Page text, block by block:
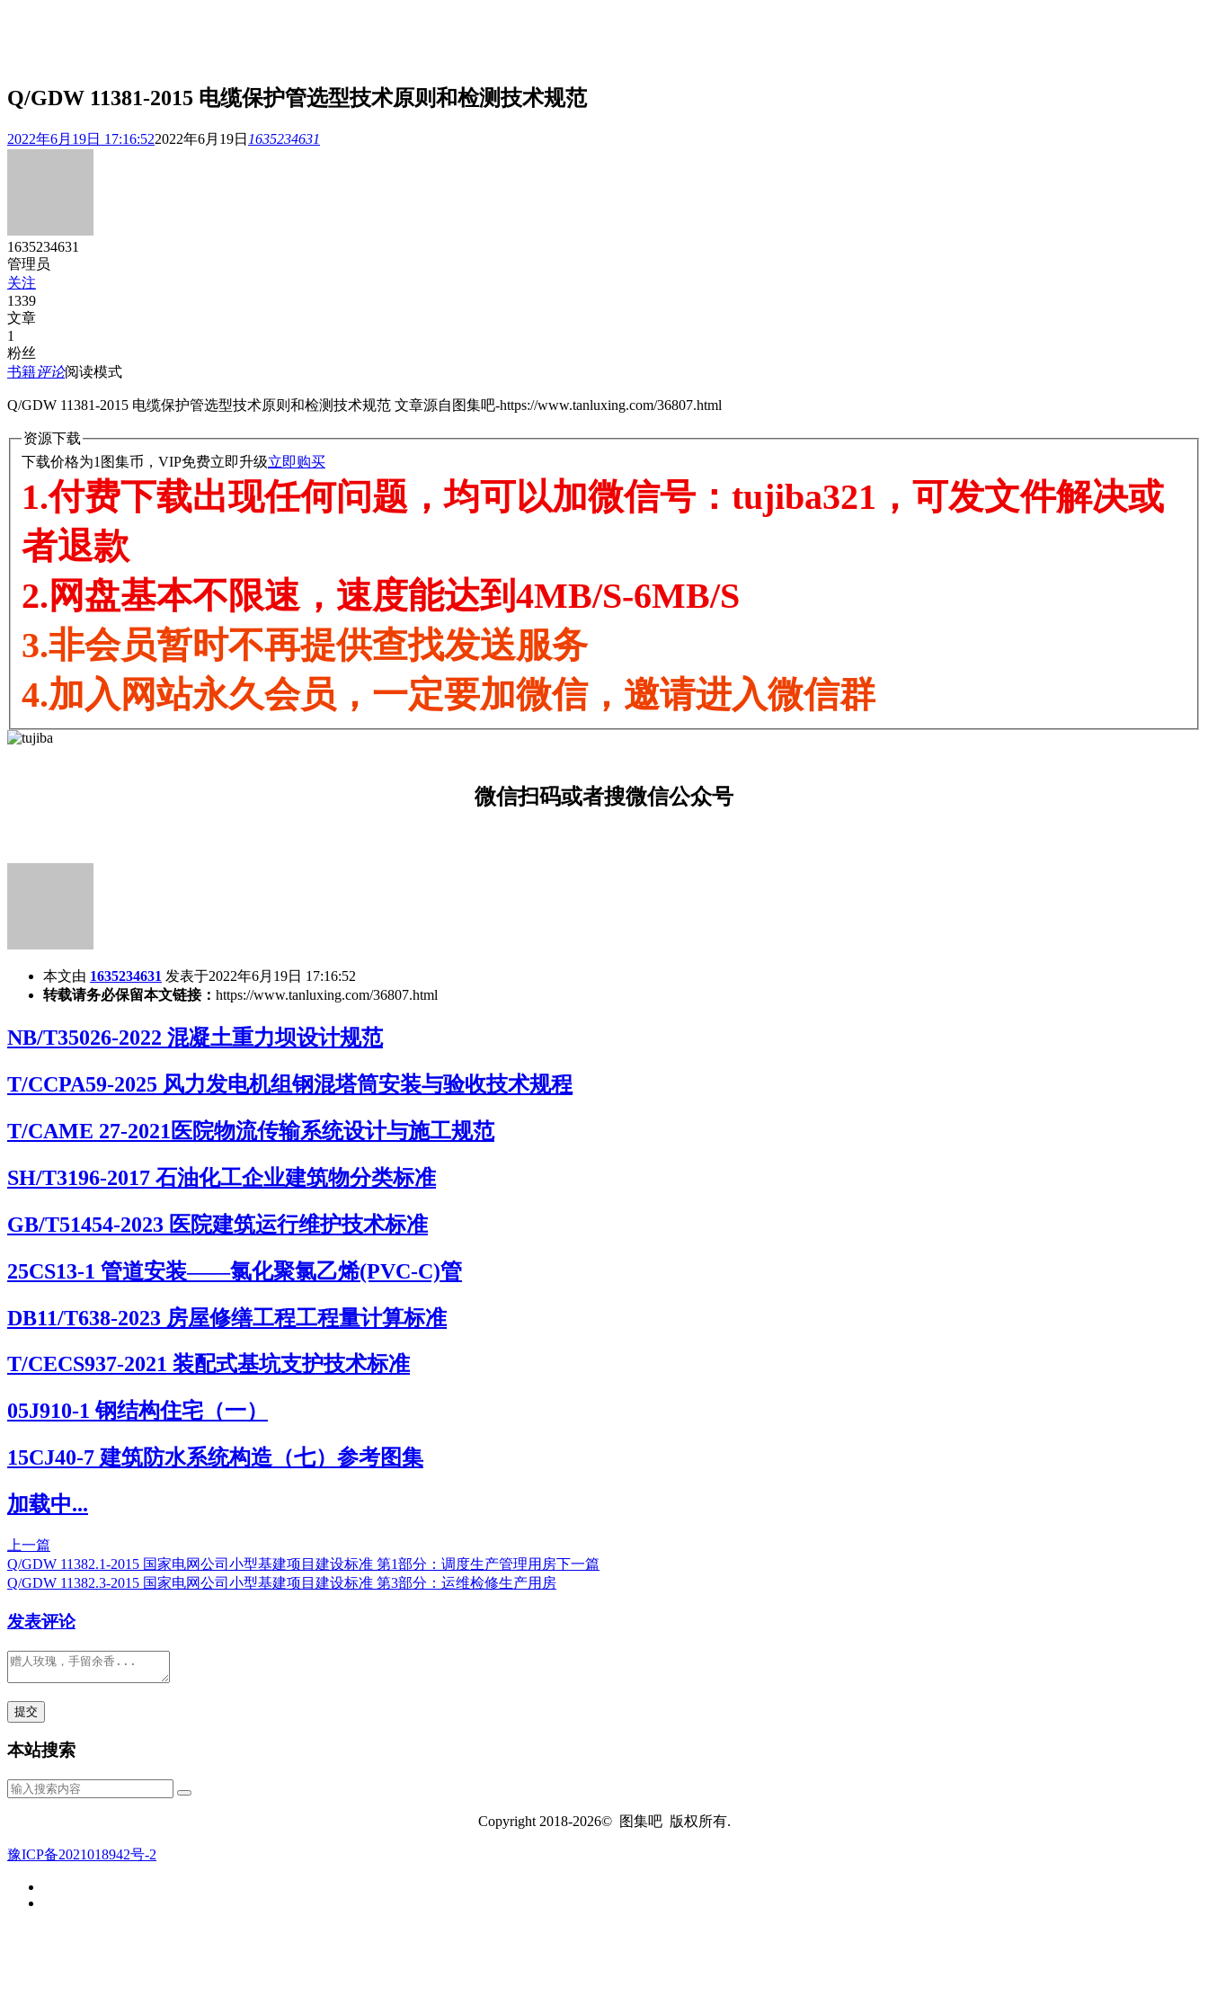
Q/GDW 11381-2015 电缆保护管选型技术原则和检测技术规范
2022年6月19日 17:16:522022年6月19日 1635234631
1635234631
管理员
关注
1339
文章
1
粉丝
书籍评论阅读模式
Q/GDW 11381-2015 电缆保护管选型技术原则和检测技术规范 文章源自图集吧-https://www.tanluxing.com/36807.html
资源下载
下载价格为1图集币，VIP免费立即升级立即购买
1.付费下载出现任何问题，均可以加微信号：tujiba321，可发文件解决或
者退款
2.网盘基本不限速，速度能达到4MB/S-6MB/S
3.非会员暂时不再提供查找发送服务
4.加入网站永久会员，一定要加微信，邀请进入微信群
微信扫码或者搜微信公众号
本文由 1635234631 发表于2022年6月19日 17:16:52
转载请务必保留本文链接： https://www.tanluxing.com/36807.html
NB/T35026-2022 混凝土重力坝设计规范
T/CCPA59-2025 风力发电机组钢混塔筒安装与验收技术规程
T/CAME 27-2021医院物流传输系统设计与施工规范
SH/T3196-2017 石油化工企业建筑物分类标准
GB/T51454-2023 医院建筑运行维护技术标准
25CS13-1 管道安装——氯化聚氯乙烯(PVC-C)管
DB11/T638-2023 房屋修缮工程工程量计算标准
T/CECS937-2021 装配式基坑支护技术标准
05J910-1 钢结构住宅（一）
15CJ40-7 建筑防水系统构造（七）参考图集
加载中...
上一篇
Q/GDW 11382.1-2015 国家电网公司小型基建项目建设标准 第1部分：调度生产管理用房下一篇
Q/GDW 11382.3-2015 国家电网公司小型基建项目建设标准 第3部分：运维检修生产用房
发表评论
本站搜索
Copyright 2018-2026© 图集吧 版权所有.
豫ICP备2021018942号-2